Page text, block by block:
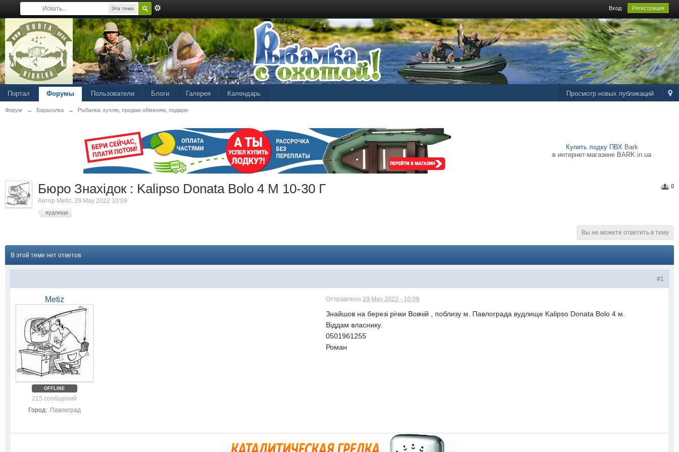
Эта тема Вход Регистрация
Просмотр новых публикаций
Портал Форумы Пользователи Блоги Галерея Календарь
Форум → Барахолка → Рыбалка: куплю, продам обменяю, подарю
Купить лодку ПВХBark
в интернет-магазине BARK.in.ua
0
Бюро Знахідок : Kalipso Donata Bolo 4 М 10-30 Г
Автор Metiz, 29 May 2022 10:09
вудлище
Вы не можете ответить в тему
В этой теме нет ответов
#1
Metiz
OFFLINE
215 сообщений
Город: Павлоград
Отправлено 29 May 2022 - 10:09
Знайшов на березі річки Вовчій , поблизу м. Павлограда вудлище Kalipso Donata Bolo 4 м.
Віддам власнику.
0501961255
Роман